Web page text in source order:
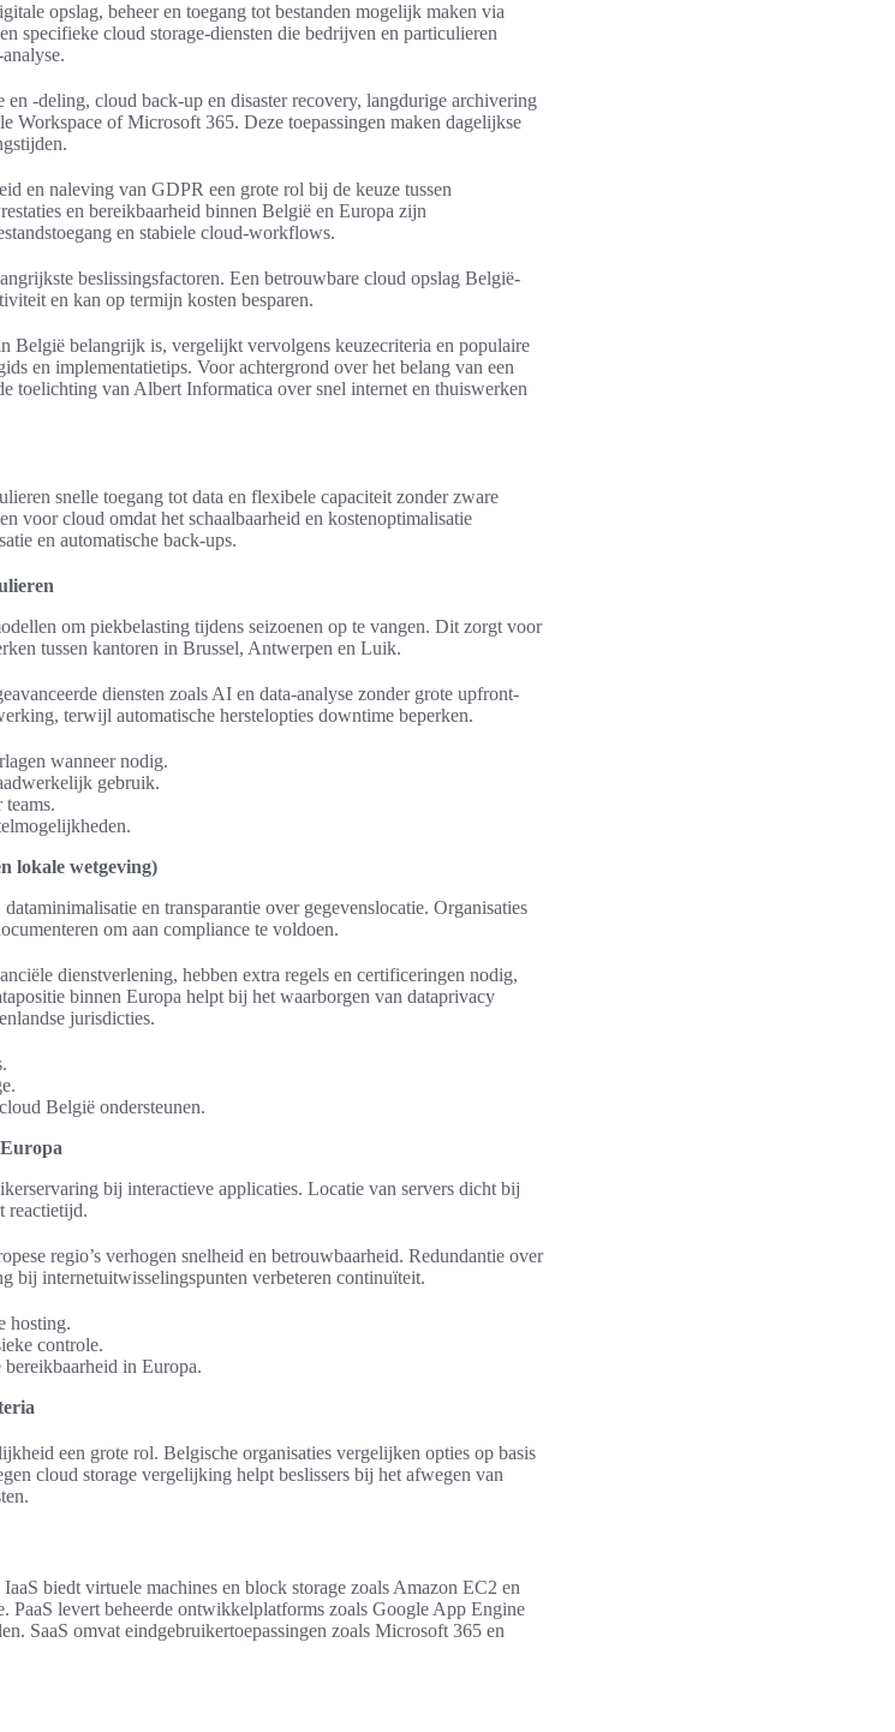
opslag, beheer en toegang tot bestanden mogelijk maken via
specifieke cloud storage-diensten die bedrijven en particulieren
en -deling, cloud back-up en disaster recovery, langdurige archivering
Workspace of Microsoft 365. Deze toepassingen maken dagelijkse
en naleving van GDPR een grote rol bij de keuze tussen
en bereikbaarheid binnen België en Europa zijn
en stabiele cloud-workflows.
beslissingsfactoren. Een betrouwbare cloud opslag België-
en kan op termijn kosten besparen.
België belangrijk is, vergelijkt vervolgens keuzecriteria en populaire
en implementatietips. Voor achtergrond over het belang van een
toelichting van Albert Informatica over snel internet en thuiswerken
snelle toegang tot data en flexibele capaciteit zonder zware
voor cloud omdat het schaalbaarheid en kostenoptimalisatie
en automatische back-ups.
om piekbelasting tijdens seizoenen op te vangen. Dit zorgt voor
tussen kantoren in Brussel, Antwerpen en Luik.
diensten zoals AI en data-analyse zonder grote upfront-
terwijl automatische herstelopties downtime beperken.
wanneer nodig.
gebruik.
lokale wetgeving)
en transparantie over gegevenslocatie. Organisaties
om aan compliance te voldoen.
dienstverlening, hebben extra regels en certificeringen nodig,
binnen Europa helpt bij het waarborgen van dataprivacy
jurisdicties.
België ondersteunen.
bij interactieve applicaties. Locatie van servers dicht bij
reactietijd.
regio’s verhogen snelheid en betrouwbaarheid. Redundantie over
bij internetuitwisselingspunten verbeteren continuïteit.
hosting.
controle.
in Europa.
een grote rol. Belgische organisaties vergelijken opties op basis
cloud storage vergelijking helpt beslissers bij het afwegen van
biedt virtuele machines en block storage zoals Amazon EC2 en
PaaS levert beheerde ontwikkelplatforms zoals Google App Engine
SaaS omvat eindgebruikertoepassingen zoals Microsoft 365 en